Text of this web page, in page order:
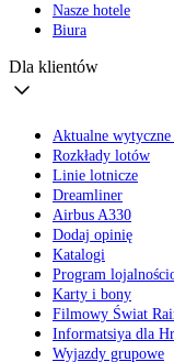
Nasze hotele
Biura
Dla klientów
Aktualne wytyczne
Rozkłady lotów
Linie lotnicze
Dreamliner
Airbus A330
Dodaj opinię
Katalogi
Program
Karty i bony
Filmowy Świat
Informatsiya dla
Wyjazdy grupowe